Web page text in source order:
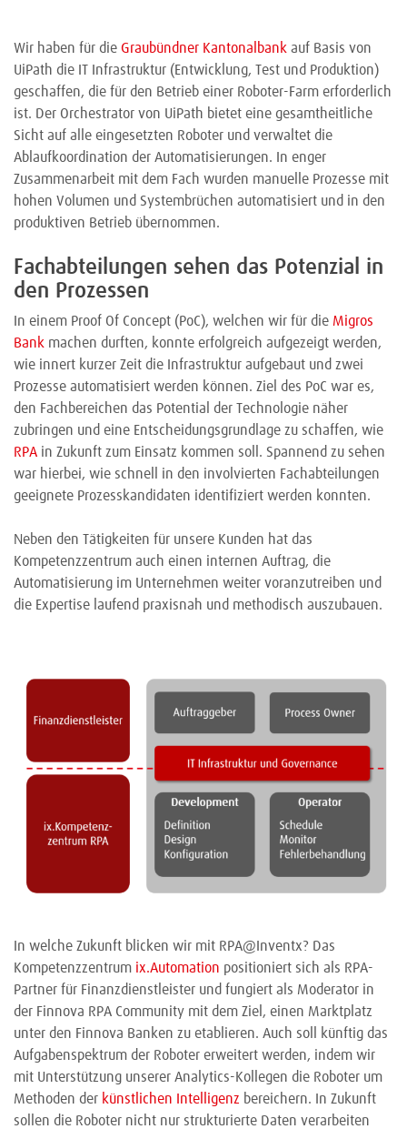
Wir haben für die Graubündner Kantonalbank auf Basis von
UiPath die IT Infrastruktur (Entwicklung, Test und Produktion)
geschaffen, die für den Betrieb einer Roboter-Farm erforderlich
ist. Der Orchestrator von UiPath bietet eine gesamtheitliche
Sicht auf alle eingesetzten Roboter und verwaltet die
Ablaufkoordination der Automatisierungen. In enger
Zusammenarbeit mit dem Fach wurden manuelle Prozesse mit
hohen Volumen und Systembrüchen automatisiert und in den
produktiven Betrieb übernommen.
Fachabteilungen sehen das Potenzial in
den Prozessen
In einem Proof Of Concept (PoC), welchen wir für die Migros
Bank machen durften, konnte erfolgreich aufgezeigt werden,
wie innert kurzer Zeit die Infrastruktur aufgebaut und zwei
Prozesse automatisiert werden können. Ziel des PoC war es,
den Fachbereichen das Potential der Technologie näher
zubringen und eine Entscheidungsgrundlage zu schaffen, wie
RPA in Zukunft zum Einsatz kommen soll. Spannend zu sehen
war hierbei, wie schnell in den involvierten Fachabteilungen
geeignete Prozesskandidaten identifiziert werden konnten.
Neben den Tätigkeiten für unsere Kunden hat das
Kompetenzzentrum auch einen internen Auftrag, die
Automatisierung im Unternehmen weiter voranzutreiben und
die Expertise laufend praxisnah und methodisch auszubauen.
In welche Zukunft blicken wir mit RPA@Inventx? Das
Kompetenzzentrum ix.Automation positioniert sich als RPA-
Partner für Finanzdienstleister und fungiert als Moderator in
der Finnova RPA Community mit dem Ziel, einen Marktplatz
unter den Finnova Banken zu etablieren. Auch soll künftig das
Aufgabenspektrum der Roboter erweitert werden, indem wir
mit Unterstützung unserer Analytics-Kollegen die Roboter um
Methoden der künstlichen Intelligenz bereichern. In Zukunft
sollen die Roboter nicht nur strukturierte Daten verarbeiten